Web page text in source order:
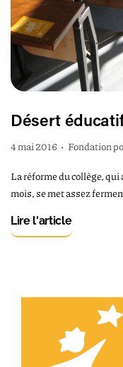
Désert
4 mai 2016 • Fondation
La réforme du collège,
mois, se met assez
Lire l'article